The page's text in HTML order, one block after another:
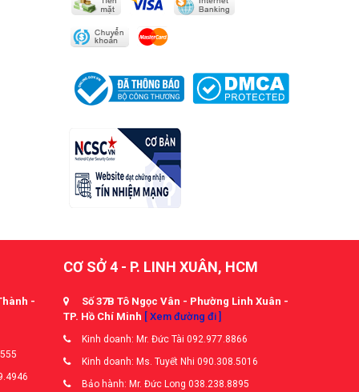
-
CƠ SỞ 4 - P. LINH XUÂN, HCM
Số 37B Tô Ngọc Vân - Phường Linh Xuân -
TP. Hồ Chí Minh [ Xem đường đi ]
Kinh doanh: Mr. Đức Tài 092.977.8866
Kinh doanh: Ms. Tuyết Nhi 090.308.5016
Bảo hành: Mr. Đức Long 038.238.8895